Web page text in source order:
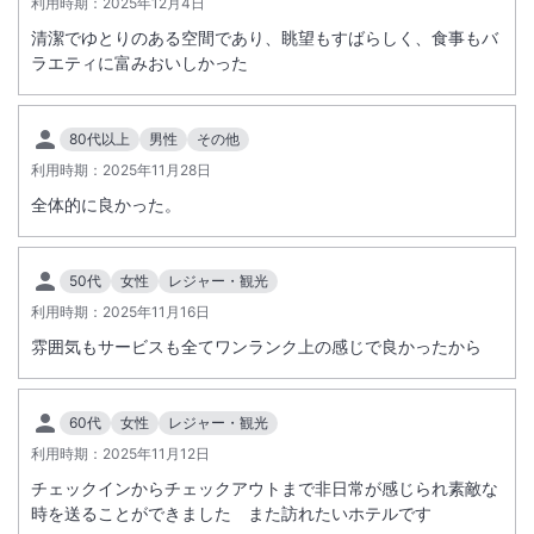
清潔でゆとりのある空間であり、眺望もすばらしく、食事もバ
ラエティに富みおいしかった
80代以上 男性
その他
利用時期： 2025年11月28日
全体的に良かった。
50代 女性
レジャー・観光
利用時期： 2025年11月16日
雰囲気もサービスも全てワンランク上の感じで良かったから
60代 女性
レジャー・観光
利用時期： 2025年11月12日
チェックインからチェックアウトまで非日常が感じられ素敵な
時を送ることができました また訪れたいホテルです